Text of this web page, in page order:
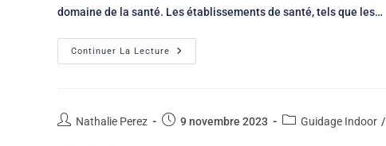
domaine de la santé. Les établissements de santé, tels que les…
Continuer La Lecture
Nathalie Perez 9 novembre 2023 Guidage Indoor /